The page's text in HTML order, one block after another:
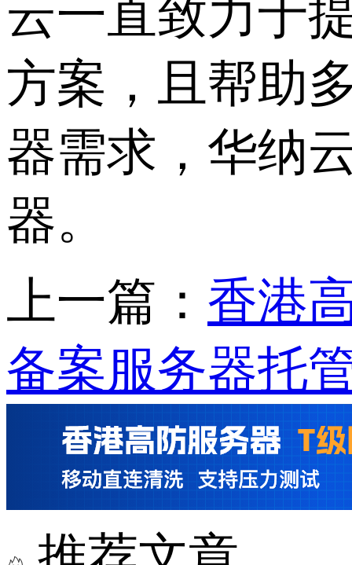
云一直致力于
方案，且帮助
器需求，华纳
器。
上一篇： 香港
备案服务器托